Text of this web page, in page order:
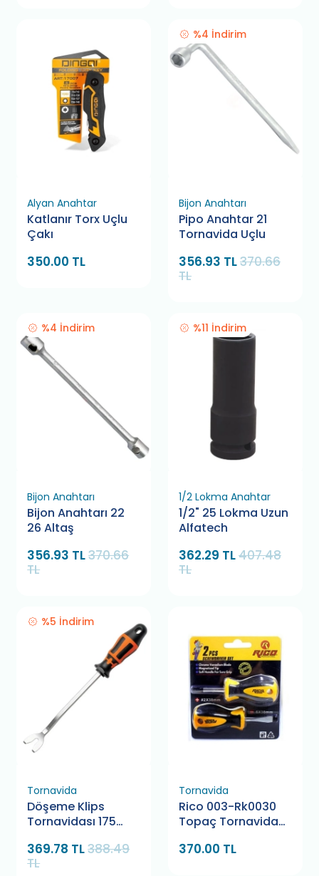
Alyan Anahtar
Katlanır Torx Uçlu
Çakı
350.00 TL
%4 İndirim
Bijon Anahtarı
Pipo Anahtar 21
Tornavida Uçlu
356.93 TL370.66
TL
%4 İndirim
Bijon Anahtarı
Bijon Anahtarı 22
26 Altaş
356.93 TL370.66
TL
%11 İndirim
1/2 Lokma Anahtar
1/2" 25 Lokma Uzun
Alfatech
362.29 TL407.48
TL
%5 İndirim
Tornavida
Döşeme Klips
Tornavidası 175
369.78 TL388.49
TL
Tornavida
Rico 003-Rk0030
Topaç Tornavida
370.00 TL